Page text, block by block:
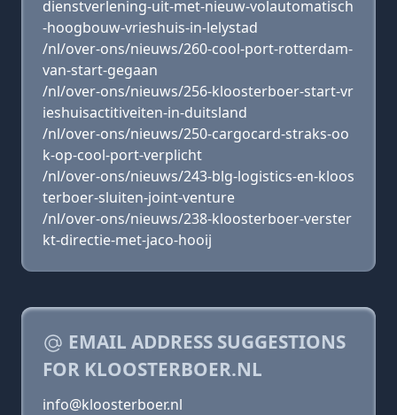
dienstverlening-uit-met-nieuw-volautomatisch
-hoogbouw-vrieshuis-in-lelystad
/nl/over-ons/nieuws/260-cool-port-rotterdam-
van-start-gegaan
/nl/over-ons/nieuws/256-kloosterboer-start-vr
ieshuisactitiveiten-in-duitsland
/nl/over-ons/nieuws/250-cargocard-straks-oo
k-op-cool-port-verplicht
/nl/over-ons/nieuws/243-blg-logistics-en-kloos
terboer-sluiten-joint-venture
/nl/over-ons/nieuws/238-kloosterboer-verster
kt-directie-met-jaco-hooij
EMAIL ADDRESS SUGGESTIONS
FOR KLOOSTERBOER.NL
info@kloosterboer.nl